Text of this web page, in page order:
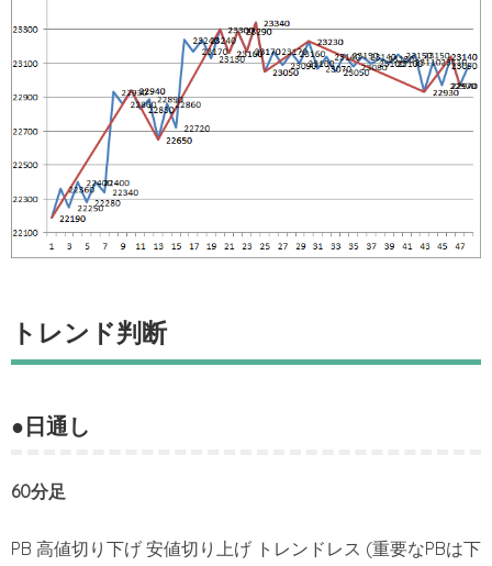
トレンド判断
●日通し
60分足
PB 高値切り下げ 安値切り上げ トレンドレス (重要なPBは下